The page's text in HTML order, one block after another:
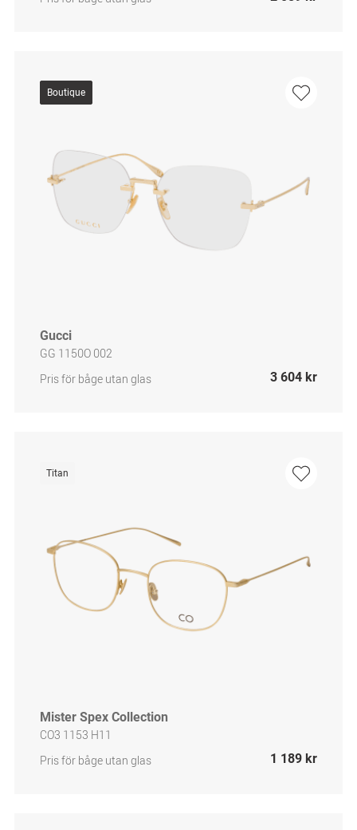
Boutique
Gucci
GG 1150O 002
Pris för båge utan glas
3 604 kr
Titan
Mister Spex Collection
CO3 1153 H11
Pris för båge utan glas
1 189 kr